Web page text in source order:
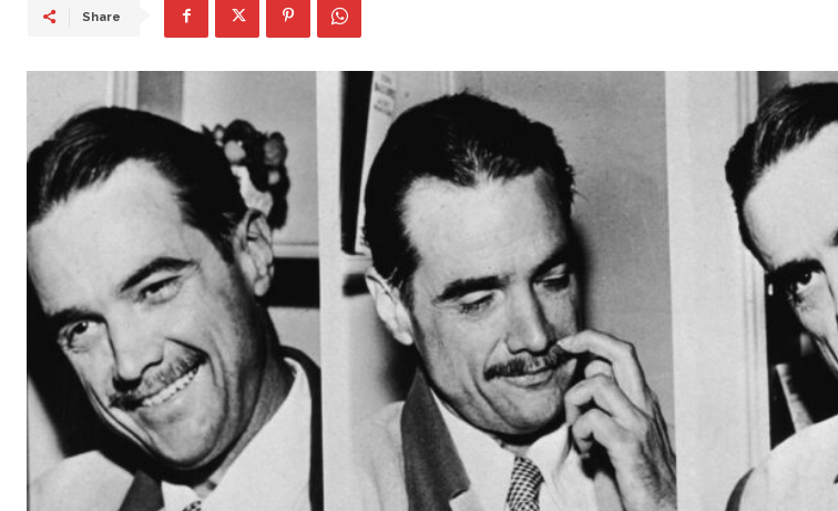
Share